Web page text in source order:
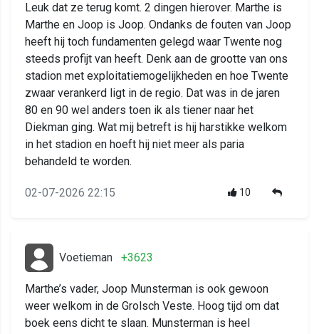
Leuk dat ze terug komt. 2 dingen hierover. Marthe is
Marthe en Joop is Joop. Ondanks de fouten van Joop
heeft hij toch fundamenten gelegd waar Twente nog
steeds profijt van heeft. Denk aan de grootte van ons
stadion met exploitatiemogelijkheden en hoe Twente
zwaar verankerd ligt in de regio. Dat was in de jaren
80 en 90 wel anders toen ik als tiener naar het
Diekman ging. Wat mij betreft is hij harstikke welkom
in het stadion en hoeft hij niet meer als paria
behandeld te worden.
02-07-2026 22:15 10
Voetieman +3623
Marthe’s vader, Joop Munsterman is ook gewoon
weer welkom in de Grolsch Veste. Hoog tijd om dat
boek eens dicht te slaan. Munsterman is heel